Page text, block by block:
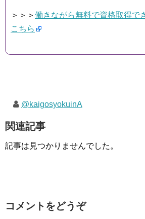
＞＞＞ 働きながら無料で資格取得で
こちら
@kaigosyokuinA
関連記事
記事は見つかりませんでした。
コメントをどうぞ